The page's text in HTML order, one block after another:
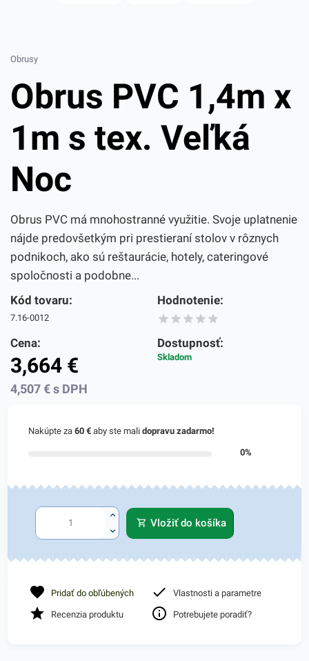
Obrusy
Obrus PVC 1,4m x
1m s tex. Veľká
Noc
Obrus PVC má mnohostranné využitie. Svoje uplatnenie
nájde predovšetkým pri prestieraní stolov v rôznych
podnikoch, ako sú reštaurácie, hotely, cateringové
spoločnosti a podobne...
Kód tovaru:
7.16-0012
Hodnotenie:
Cena:
3,664 €
4,507€ s DPH
Dostupnosť:
Skladom
Nakúpte za60 € aby ste malidopravu zadarmo!
0%
Vložiť do košíka
Pridať do obľúbených Vlastnosti a parametre
Recenzia produktu Potrebujete poradiť?